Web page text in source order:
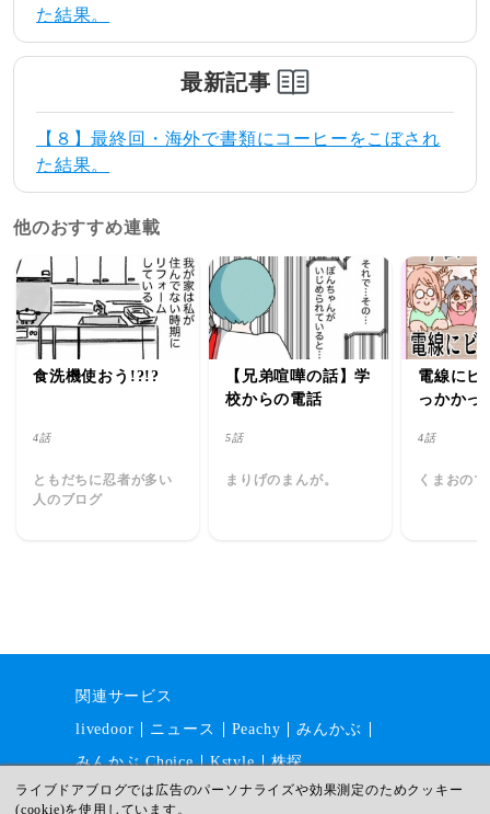
た結果。
最新記事
【８】最終回・海外で書類にコーヒーをこぼされ
た結果。
他のおすすめ連載
食洗機使おう!?!?
4話
ともだちに忍者が多い
人のブログ
【兄弟喧嘩の話】学
校からの電話
5話
まりげのまんが。
電線にビ
っかかっ
4話
くまおの
関連サービス
livedoor
ニュース Peachy
みんかぶ
みんかぶ Choice
Kstyle 株探
ライブドアブログでは広告のパーソナライズや効果測定のためクッキー
(cookie)を使用しています。